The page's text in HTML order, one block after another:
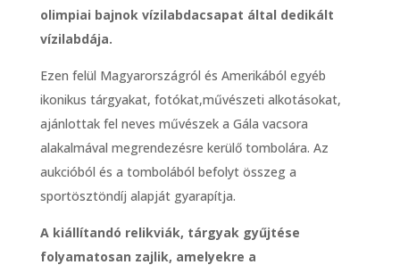
olimpiai bajnok vízilabdacsapat által dedikált
vízilabdája.
Ezen felül Magyarországról és Amerikából egyéb
ikonikus tárgyakat, fotókat,művészeti alkotásokat,
ajánlottak fel neves művészek a Gála vacsora
alakalmával megrendezésre kerülő tombolára. Az
aukcióból és a tombolából befolyt összeg a
sportösztöndíj alapját gyarapítja.
A kiállítandó relikviák, tárgyak gyűjtése
folyamatosan zajlik, amelyekre a